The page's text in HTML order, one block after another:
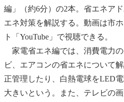
編」（約6分）の2本。省エネア
エネ対策を解説する。動画は市
ト「YouTube」で視聴できる。
家電省エネ編では、消費電力
ビ、エアコンの省エネについて
正管理したり、白熱電球をLED
大きいという。また、テレビの